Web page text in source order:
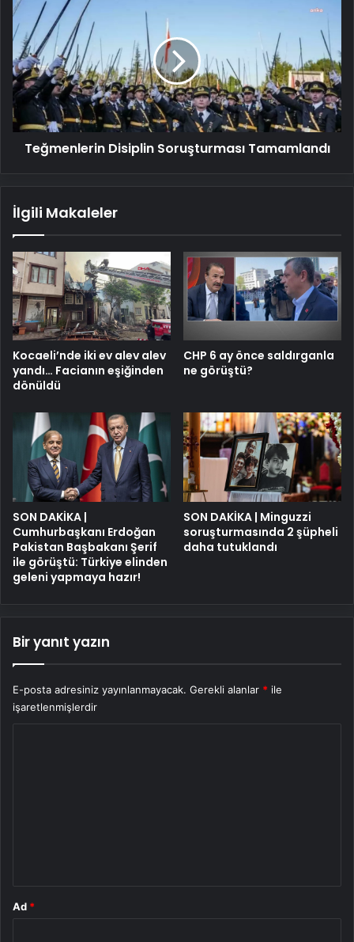
Disiplin
Soruşturması
Tamamlandı
Teğmenlerin Disiplin Soruşturması Tamamlandı
İlgili Makaleler
Kocaeli’nde iki ev alev alev
yandı… Facianın eşiğinden
dönüldü
CHP 6 ay önce saldırganla
ne görüştü?
SON DAKİKA |
Cumhurbaşkanı Erdoğan
Pakistan Başbakanı Şerif
ile görüştü: Türkiye elinden
geleni yapmaya hazır!
SON DAKİKA | Minguzzi
soruşturmasında 2 şüpheli
daha tutuklandı
Bir yanıt yazın
E-posta adresiniz yayınlanmayacak. Gerekli alanlar * ile
işaretlenmişlerdir
Ad *